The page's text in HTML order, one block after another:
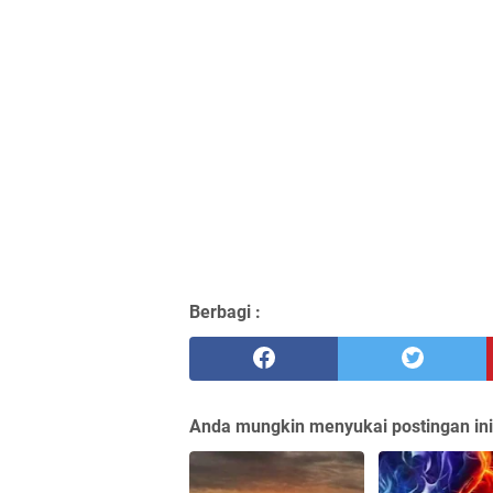
Berbagi :
Anda mungkin menyukai postingan